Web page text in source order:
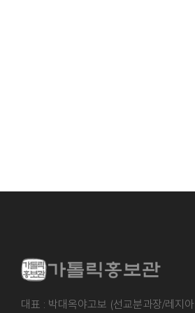
대표 : 박대옥야고보 (선교분과장/레지